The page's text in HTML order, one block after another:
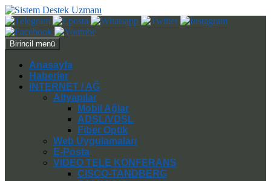
Ara
Birincil menü
atla
Anasayfa
Haberler
INTERNET / AĞ
Altyapılar
Mobil Ağlar
ADSL/VDSL
Fiber Optik
Web Uygulamaları
E-Posta
VIDEO TELE KONFERANS
CISCO-TANDBERG